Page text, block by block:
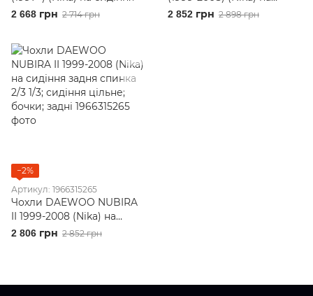
2 668 грн 2 714 грн
сидіння
2 852 грн 2 898 грн
−2%
Артикул: 1966315265
Чохли DAEWOO NUBIRA
II 1999-2008 (Nika) на
сидіння задня спинка 2/3
2 806 грн 2 852 грн